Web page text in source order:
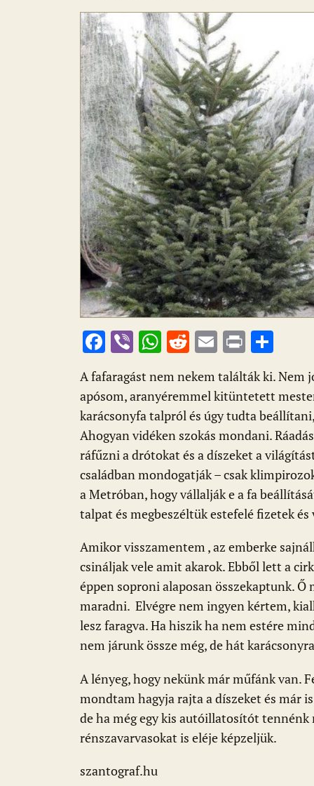
F
ac
e
b
o
o
k
Vi
b
er
W
at
s
A
p
p
R
e
d
di
t
E
m
ai
l
Pr
in
t
ss
za
m
e
g
A fafaragást nem nekem találták ki. Nem
apósom, aranyéremmel kitüntetett
karácsonyfa talpról és úgy tudta
Ahogyan vidéken szokás mondani.
ráfűzni a drótokat és a díszeket a
családban mondogatják – csak
a Metróban, hogy vállalják e a fa
talpat és megbeszéltük estefelé fizetek és
Amikor visszamentem , az emberke
csináljak vele amit akarok. Ebből lett a
éppen soproni alaposan összekaptunk.
maradni. Elvégre nem ingyen kértem,
lesz faragva. Ha hiszik ha nem estére
nem járunk össze még, de hát
A lényeg, hogy nekünk már műfánk van.
mondtam hagyja rajta a díszeket és már
de ha még egy kis autóillatosítót
rénszavarvasokat is eléje képzeljük.
szantograf.hu